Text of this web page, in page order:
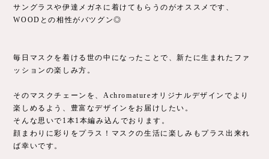
サングラスや伊達メガネに着けてもらうのがオススメです、
WOODとの相性がバツグン◎
毎日マスクを着ける世の中になったことで、新たに生まれたファ
ッションの楽しみ方。
そのマスクチェーンを、Achromatureオリジナルデザインでより
楽しめるよう、豊富なデザインをお届けしたい。
そんな思いで1本1本編み込んでおります。
顔まわりに彩りをプラス！マスクの生活に楽しみもプラス出来れ
ば幸いです。